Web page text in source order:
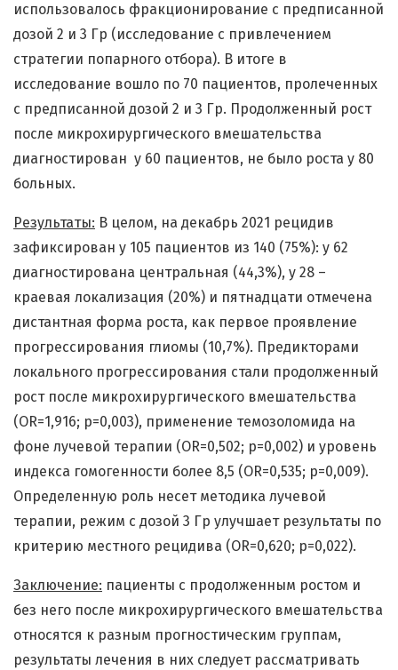
использовалось фракционирование с предписанной
дозой 2 и 3 Гр (исследование с привлечением
стратегии попарного отбора). В итоге в
исследование вошло по 70 пациентов, пролеченных
с предписанной дозой 2 и 3 Гр. Продолженный рост
после микрохирургического вмешательства
диагностирован у 60 пациентов, не было роста у 80
больных.
Результаты: В целом, на декабрь 2021 рецидив
зафиксирован у 105 пациентов из 140 (75%): у 62
диагностирована центральная (44,3%), у 28 –
краевая локализация (20%) и пятнадцати отмечена
дистантная форма роста, как первое проявление
прогрессирования глиомы (10,7%). Предикторами
локального прогрессирования стали продолженный
рост после микрохирургического вмешательства
(OR=1,916; p=0,003), применение темозоломида на
фоне лучевой терапии (OR=0,502; p=0,002) и уровень
индекса гомогенности более 8,5 (OR=0,535; p=0,009).
Определенную роль несет методика лучевой
терапии, режим с дозой 3 Гр улучшает результаты по
критерию местного рецидива (OR=0,620; p=0,022).
Заключение: пациенты с продолженным ростом и
без него после микрохирургического вмешательства
относятся к разным прогностическим группам,
результаты лечения в них следует рассматривать